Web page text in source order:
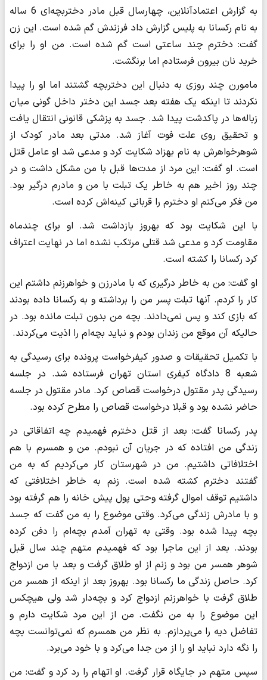
به گزارش اعتمادآنلاین، چهارسال قبل مادر دختربچه‌ای 6 ساله
به نام رکسانا به پلیس گزارش داد فرزندش گم شده است. این زن
گفت: دخترم چند ساعتی است گم شده است. من او را برای
خرید نان بیرون فرستادم اما برنگشت.
مامورن چند روزی به دنبال این دختربچه گشتند اما او را پیدا
نکردند تا اینکه یک هفته بعد جسد این دختر داخل گونی میان
زباله‌ها در پاکدشت پیدا شد. جسد به پزشکی قانونی انتقال یافت
و تحقیق روی علت فوت آغاز شد. مدتی بعد مادر کودک از
شوهرخواهرش به نام بهزاد شکایت کرد و مدعی شد او عامل قتل
است. او گفت: این مرد از مدت‌ها قبل با من مشکل داشت و در
چند روز اخیر هم به خاطر یک تبلت با من و مادرم درگیر بود.
من فکر می‌کنم او دخترم را قربانی کینه‌اش کرده است.
با این شکایت بود که بهروز بازداشت شد. او برای چندماه
مقاومت کرد و مدعی شد قتلی مرتکب نشده اما در نهایت اعتراف
کرد رکسانا را کشته است.
او گفت: من به خاطر درگیری که با مادرزن و خواهرزنم داشتم این
کار را کردم. آنها تبلت پسر من را برداشته و به رکسانا داده بودند
که بازی کند و پس نمی‌دادند. بچه من بدون تبلت مانده بود. در
حالیکه آن موقع من زندان بودم و نباید بچه‌ام را اذیت می‌کردند.
با تکمیل تحقیقات و صدور کیفرخواست پرونده برای رسیدگی به
شعبه 8 دادگاه کیفری استان تهران فرستاده شد. در جلسه
رسیدگی پدر مقتول درخواست قصاص کرد. مادر مقتول در جلسه
حاضر نشده بود و قبلا درخواست قصاص را مطرح کرده بود.
پدر رکسانا گفت: بعد از قتل دخترم فهمیدم چه اتفاقاتی در
زندگی من افتاده که در جریان آن نبودم. من و همسرم با هم
اختلافاتی داشتیم. من در شهرستان کار می‌کردیم که به من
گفتند دخترم کشته شده است. زنم به خاطر اختلافتی که
داشتیم توقف اموال گرفته وحتی پول پیش خانه را هم گرفته بود
و با مادرش زندگی می‌کرد. وقتی موضوع را به من گفت که جسد
بچه پیدا شده بود. وقتی به تهران آمدم بچه‌ام را دفن کرده
بودند. بعد از این ماجرا بود که فهمیدم متهم چند سال قبل
شوهر همسر من بود و زنم از او طلاق گرفت و بعد با من ازدواج
کرد. حاصل زندگی ما رکسانا بود. بهروز بعد از اینکه از همسر من
طلاق گرفت با خواهرزنم ازدواج کرد و بچه‌دار شد ولی هیچکس
این موضوع را به من نگفت. من از این مرد شکایت دارم و
تفاضل دیه را می‌پردازم. به نظر من همسرم که نمی‌توانست بچه
را نگه دارد نباید او را از من جدا می‌کرد و با خود می‌برد.
سپس متهم در جایگاه قرار گرفت. او اتهام را رد کرد و گفت: من